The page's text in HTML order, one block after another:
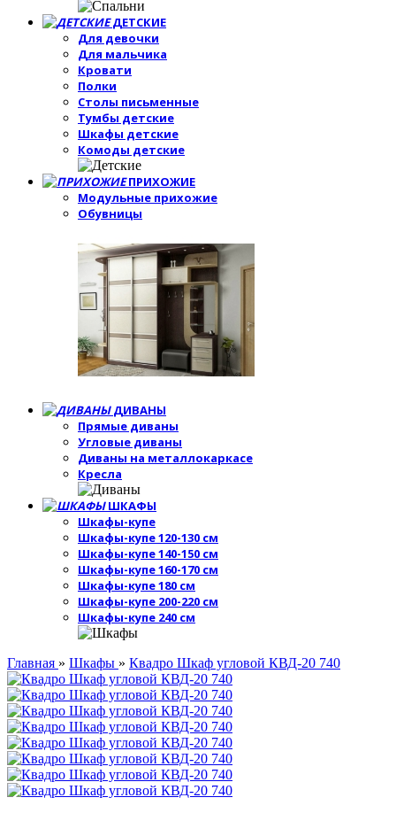
ДЕТСКИЕ
Для девочки
Для мальчика
Кровати
Полки
Столы письменные
Тумбы детские
Шкафы детские
Комоды детские
ПРИХОЖИЕ
Модульные прихожие
Обувницы
ДИВАНЫ
Прямые диваны
Угловые диваны
Диваны на металлокаркасе
Кресла
ШКАФЫ
Шкафы-купе
Шкафы-купе 120-130 см
Шкафы-купе 140-150 см
Шкафы-купе 160-170 см
Шкафы-купе 180 см
Шкафы-купе 200-220 см
Шкафы-купе 240 см
Главная » Шкафы » Квадро Шкаф угловой КВД-20 740